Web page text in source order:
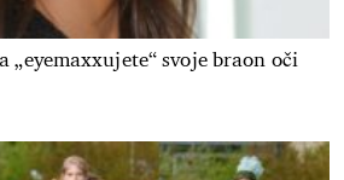
„eyemaxxujete“ svoje braon oči